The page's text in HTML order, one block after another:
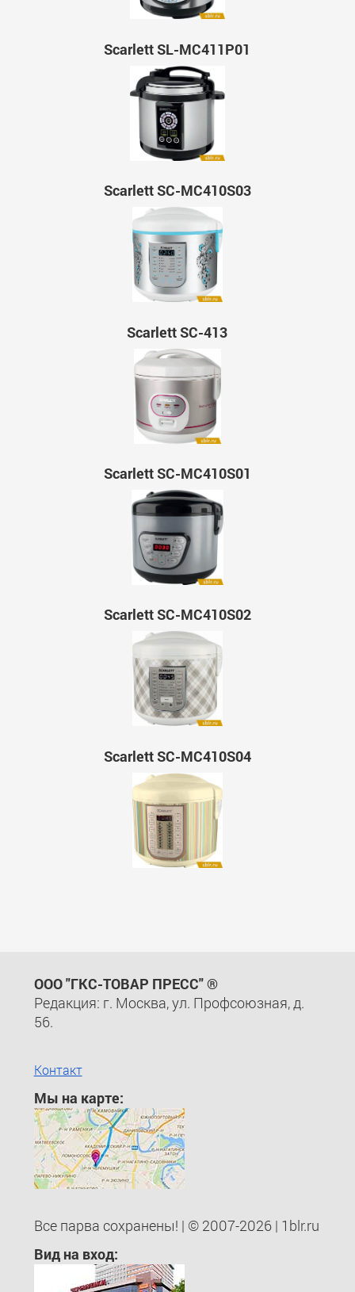
Scarlett SL-MC411P01
Scarlett SC-MC410S03
Scarlett SC-413
Scarlett SC-MC410S01
Scarlett SC-MC410S02
Scarlett SC-MC410S04
ООО "ГКС-ТОВАР ПРЕСС" ®
Редакция: г. Москва, ул. Профсоюзная, д.
56.
Контакт
Мы на карте:
Все парва сохранены! | © 2007-2026 | 1blr.ru
Вид на вход: